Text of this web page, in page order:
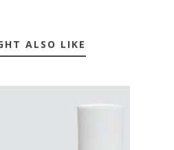
ALSO LIKE